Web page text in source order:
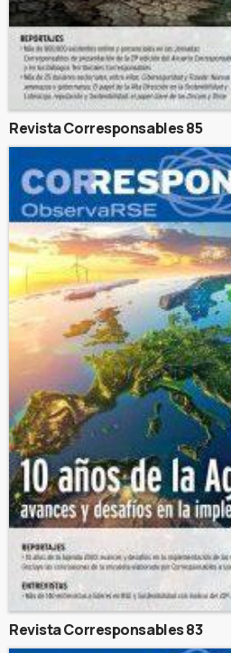
Revista Corresponsables 85
Revista Corresponsables 83